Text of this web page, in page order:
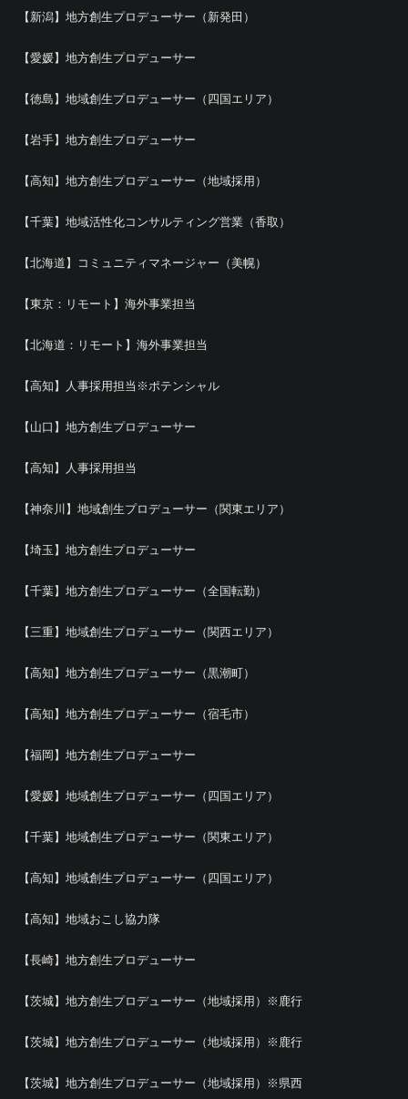
【新潟】地方創生プロデューサー（新発田）
【愛媛】地方創生プロデューサー
【徳島】地域創生プロデューサー（四国エリア）
【岩手】地方創生プロデューサー
【高知】地方創生プロデューサー（地域採用）
【千葉】地域活性化コンサルティング営業（香取）
【北海道】コミュニティマネージャー（美幌）
【東京：リモート】海外事業担当
【北海道：リモート】海外事業担当
【高知】人事採用担当※ポテンシャル
【山口】地方創生プロデューサー
【高知】人事採用担当
【神奈川】地域創生プロデューサー（関東エリア）
【埼玉】地方創生プロデューサー
【千葉】地方創生プロデューサー（全国転勤）
【三重】地域創生プロデューサー（関西エリア）
【高知】地方創生プロデューサー（黒潮町）
【高知】地方創生プロデューサー（宿毛市）
【福岡】地方創生プロデューサー
【愛媛】地域創生プロデューサー（四国エリア）
【千葉】地域創生プロデューサー（関東エリア）
【高知】地域創生プロデューサー（四国エリア）
【高知】地域おこし協力隊
【長崎】地方創生プロデューサー
【茨城】地方創生プロデューサー（地域採用）※鹿行
【茨城】地方創生プロデューサー（地域採用）※鹿行
【茨城】地方創生プロデューサー（地域採用）※県西